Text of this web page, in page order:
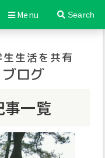
Menu Search
生活を共有
ログ
事一覧